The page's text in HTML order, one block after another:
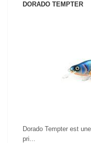
DORADO TEMPTER
Dorado Tempter est
pri...